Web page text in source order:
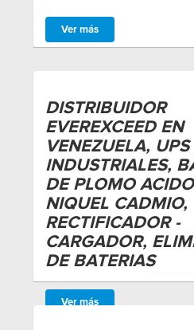
Ver más
DISTRIBUIDOR
EVEREXCEED EN
VENEZUELA, UPS
INDUSTRIALES,
DE PLOMO
NIQUEL CADMIO,
RECTIFICADOR -
CARGADOR,
DE BATERIAS
Ver más